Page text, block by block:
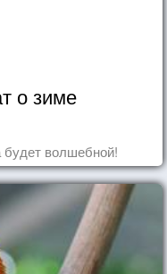
о зиме
будет волшебной!